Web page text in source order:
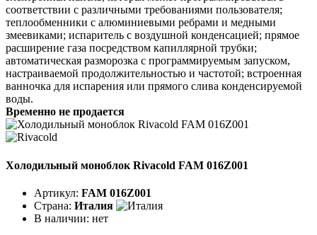
соответствии с различными требованиями пользователя;
теплообменники с алюминиевыми ребрами и медными
змеевиками; испаритель с воздушной конденсацией; прямое
расширение газа посредством капиллярной трубки;
автоматическая разморозка с программируемым запуском,
настраиваемой продолжительностью и частотой; встроенная
ванночка для испарения или прямого слива конденсируемой
воды.
Временно не продается
Холодильный моноблок Rivacold FAM 016Z001
Артикул: FAM 016Z001
Страна: Италия
В наличии: нет